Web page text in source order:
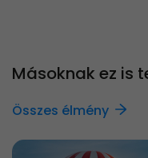
Másoknak ez is
Összes élmény